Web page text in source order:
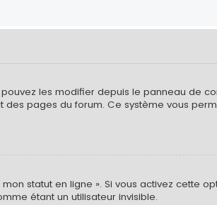
les modifier depuis le panneau de
des pages du forum. Ce système vous
statut en ligne ». Si vous activez cette
étant un utilisateur invisible.